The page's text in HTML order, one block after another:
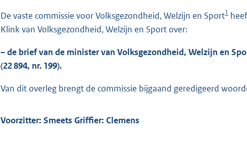
t
t
2
De vaste commissie voor Volksgezondheid, Welzijn en Sport1
Klink van Volksgezondheid, Welzijn en Sport over:
– de brief van de minister van Volksgezondheid, Welzijn en
(22 894, nr. 199).
Van dit overleg brengt de commissie bijgaand geredigeerd
Voorzitter: Smeets Griffier: Clemens